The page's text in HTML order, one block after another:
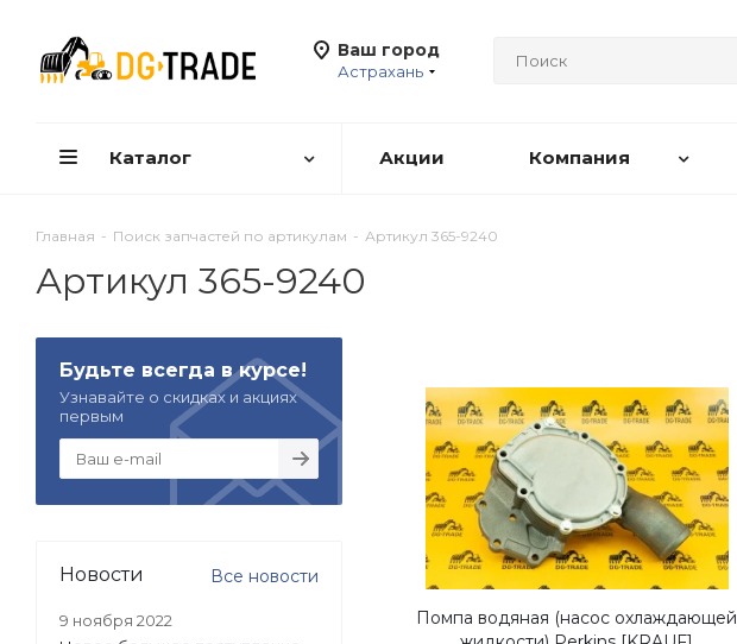
Ваш город
Астрахань
Каталог Акции Компания
Главная - Поиск запчастей по артикулам - Артикул 365-9240
Артикул 365-9240
Помпа водяная (насос охлаждающей
Будьте всегда в курсе!
Узнавайте о скидках и акциях
первым
Новости Все новости
9 ноября 2022